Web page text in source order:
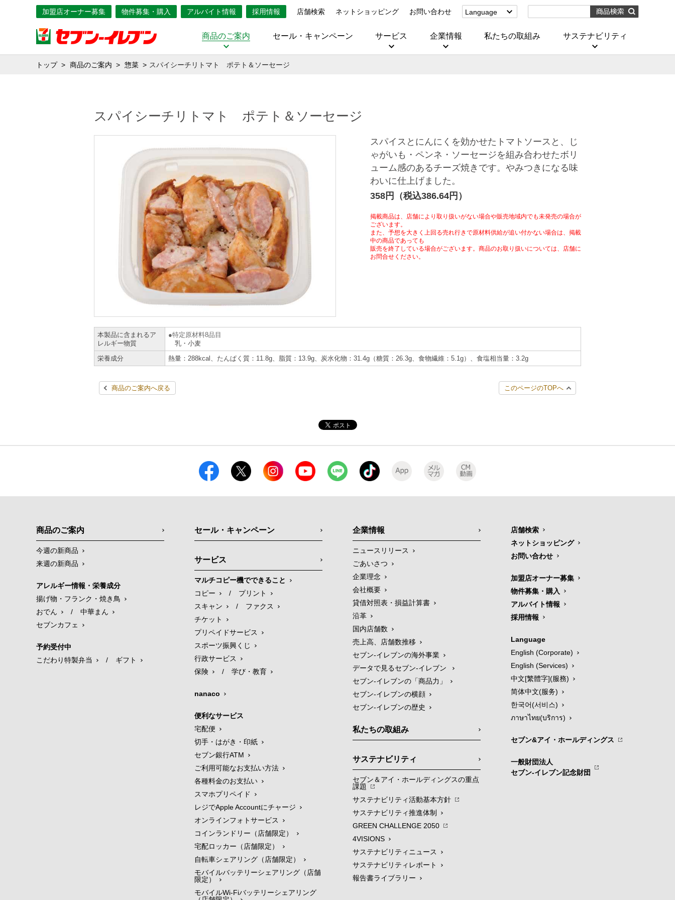
加盟店オーナー募集 物件募集・購入 アルバイト情報 採用情報 店舗検索 ネットショッピング お問い合わせ
Language
(Corporate)
商品のご案内 セール・キャンペーン サービス 企業情報 私たちの取組み サステナビリティ
トップ 商品のご案内 惣菜 スパイシーチリトマト ポテト＆ソーセージ
スパイシーチリトマト ポテト＆ソーセージ
スパイスとにんにくを効かせたトマトソースと、じ
ゃがいも・ペンネ・ソーセージを組み合わせたボリ
ューム感のあるチーズ焼きです。やみつきになる味
わいに仕上げました。
358円（税込386.64円）
掲載商品は、店舗により取り扱いがない場合や販売地域内でも未発売の場合が
ございます。
また、予想を大きく上回る売れ行きで原材料供給が追い付かない場合は、掲載
中の商品であっても
販売を終了している場合がございます。商品のお取り扱いについては、店舗に
お問合せください。
本製品に含まれるア
レルギー物質
特定原材料8品目
乳・小麦
栄養成分
熱量：288kcal、たんぱく質：11.8g、脂質：13.9g、炭水化物：31.4g（糖質：26.3g、食物繊維：5.1g）、食塩相当量：3.2g
商品のご案内へ戻る このページのTOPへ
商品のご案内
今週の新商品
来週の新商品
アレルギー情報・栄養成分
揚げ物・フランク・焼き鳥
おでん
/
中華まん
セブンカフェ
予約受付中
こだわり特製弁当
/ ギフト
セール・キャンペーン
サービス
マルチコピー機でできること
コピー
/
プリント
スキャン
/
ファクス
チケット
プリペイドサービス
スポーツ振興くじ
行政サービス
保険
/ 学び・教育
nanaco
便利なサービス
宅配便
切手・はがき・印紙
セブン銀行ATM
ご利用可能なお支払い方法
各種料金のお支払い
スマホプリペイド
レジでApple Accountにチャージ
オンラインフォトサービス
コインランドリー（店舗限定）
宅配ロッカー（店舗限定）
自転車シェアリング（店舗限定）
モバイルバッテリーシェアリング（店舗
限定）
モバイルWi-Fiバッテリーシェアリング
企業情報
ニュースリリース
ごあいさつ
企業理念
会社概要
貸借対照表・損益計算書
沿革
国内店舗数
売上高、店舗数推移
セブン‐イレブンの海外事業
データで見るセブン‐イレブン
セブン‐イレブンの「商品力」
セブン-イレブンの横顔
セブン-イレブンの歴史
私たちの取組み
サステナビリティ
セブン＆アイ・ホールディングスの重点
課題
サステナビリティ活動基本方針
サステナビリティ推進体制
GREEN CHALLENGE 2050
4VISIONS
サステナビリティニュース
サステナビリティレポート
報告書ライブラリー
店舗検索
ネットショッピング
お問い合わせ
加盟店オーナー募集
物件募集・購入
アルバイト情報
採用情報
Language
English (Corporate)
English (Services)
中文[繁體字](服務)
简体中文(服务)
한국어(서비스)
ภาษาไทย(บริการ)
セブン&アイ・ホールディングス
一般財団法人
セブン-イレブン記念財団